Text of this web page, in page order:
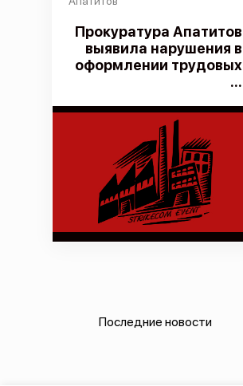
Прокуратура Апатитов
выявила нарушения в
оформлении трудовых
...
Последние новости